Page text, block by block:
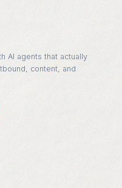
AI agents that actually
content, and